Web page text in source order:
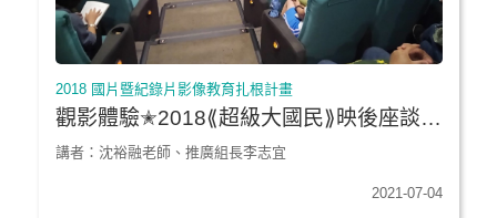
2018 國片暨紀錄片影像教育扎根計畫
觀影體驗✭2018⟪超級大國民⟫映後座談｜
聖功女中
講者：沈裕融老師、推廣組長李志宜
2021-07-04